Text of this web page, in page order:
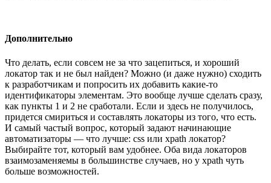
Дополнительно
Что делать, если совсем не за что зацепиться, и хороший
локатор так и не был найден? Можно (и даже нужно) сходить
к разработчикам и попросить их добавить какие-то
идентификаторы элементам. Это вообще лучше сделать сразу,
как пункты 1 и 2 не сработали. Если и здесь не получилось,
придется смириться и составлять локаторы из того, что есть.
И самый частый вопрос, который задают начинающие
автоматизаторы — что лучше: css или xpath локатор?
Выбирайте тот, который вам удобнее. Оба вида локаторов
взаимозаменяемы в большинстве случаев, но у xpath чуть
больше возможностей.